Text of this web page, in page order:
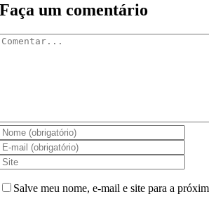
Faça um comentário
Salve meu nome, e-mail e site para a